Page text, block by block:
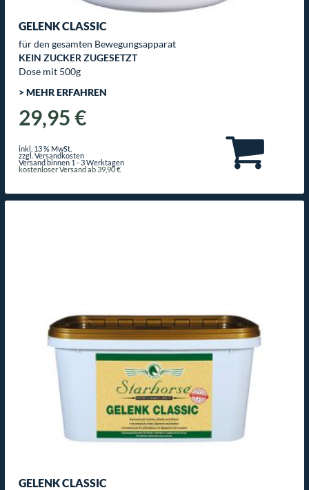
GELENK CLASSIC
für den gesamten Bewegungsapparat
KEIN ZUCKER ZUGESETZT
Dose mit 500g
> MEHR ERFAHREN
29,95 €
inkl. 13 % MwSt.
zzgl. Versandkosten
Versand binnen 1 - 3 Werktagen
kostenloser Versand ab 39,90 €
GELENK CLASSIC